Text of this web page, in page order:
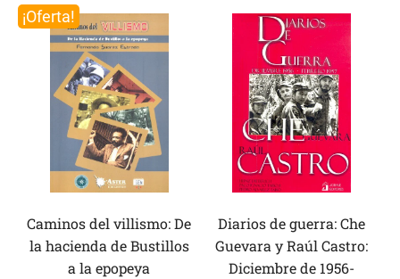
¡Oferta!
Caminos del villismo: De
la hacienda de Bustillos
a la epopeya
Diarios de guerra: Che
Guevara y Raúl Castro:
Diciembre de 1956-